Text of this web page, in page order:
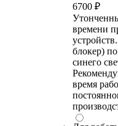
6700 ₽
времени
блокер)
синего
время